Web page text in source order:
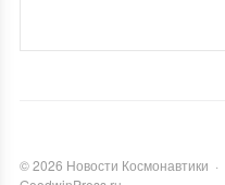
©2026 Новости Космонавтики ·